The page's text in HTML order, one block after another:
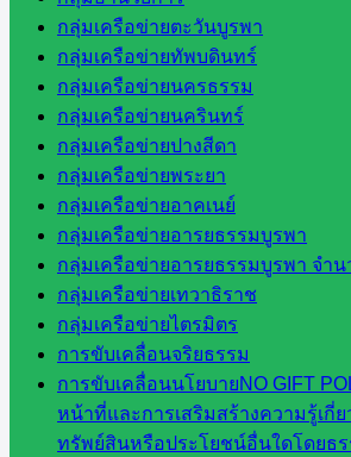
กลุ่มเครือข่ายตะวันบูรพา
กลุ่มเครือข่ายทัพบดินทร์
กลุ่มเครือข่ายนครธรรม
กลุ่มเครือข่ายนครินทร์
กลุ่มเครือข่ายปางสีดา
กลุ่มเครือข่ายพระยา
กลุ่มเครือข่ายอาคเนย์
กลุ่มเครือข่ายอารยธรรมบูรพา
กลุ่มเครือข่ายอารยธรรมบูรพา จำน
กลุ่มเครือข่ายเทวาธิราช
กลุ่มเครือข่ายไตรมิตร
การขับเคลื่อนจริยธรรม
การขับเคลื่อนนโยบายNO GIFT
หน้าที่และการเสริมสร้างความรู้เกี่
ทรัพย์สินหรือประโยชน์อื่นใดโดยธร
สระแก้ว
เขต 1
สพป.สระแก้ว
เขต 2
โรงเรียน
ในสังกัด
สพป.สระแก้ว
เขต 1
โรงเรียน
ในสังกัด
สพป.สระแก้ว
เขต 2
วิทยาลัย
เทคนิค
สระแก้ว